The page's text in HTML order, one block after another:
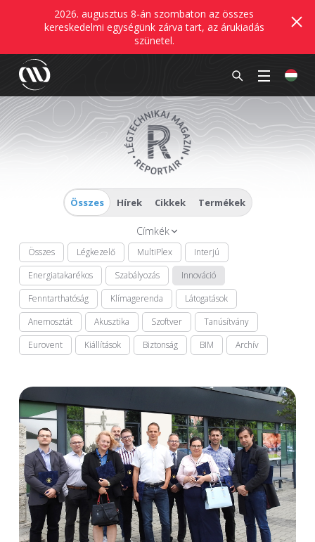
2026. augusztus 8-án szombaton az összes
kereskedelmi egységünk zárva tart, az árukiadás
szünetel.
Összes Hírek Cikkek Termékek
Címkék
Összes Légkezelő MultiPlex
Interjú
Energiatakarékos
Szabályozás
Innováció
Fenntarthatóság
Klímagerenda
Látogatások
Anemosztát
Akusztika Szoftver
Tanúsítvány
Eurovent
Kiállítások Biztonság BIM Archív